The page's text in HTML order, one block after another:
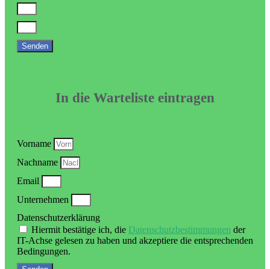
Senden
In die Warteliste eintragen
Vorname
Nachname
Email
Unternehmen
Datenschutzerklärung
Hiermit bestätige ich, die Datenschutzbestimmungen der
IT-Achse gelesen zu haben und akzeptiere die entsprechenden
Bedingungen.